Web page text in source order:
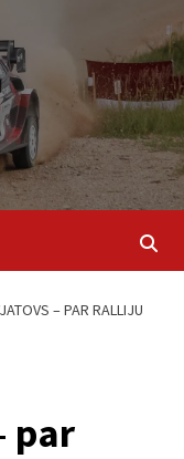
– PAR RALLIJU
par